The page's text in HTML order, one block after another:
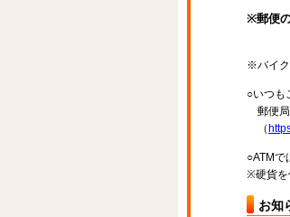
※郵便
※バイク
○いつも
郵便局
（
○ATMで
※硬貨を
お知